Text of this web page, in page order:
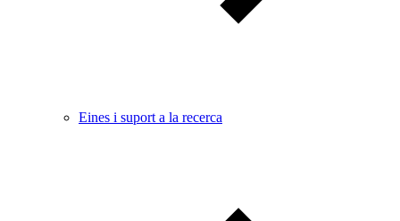
Eines i suport a la recerca